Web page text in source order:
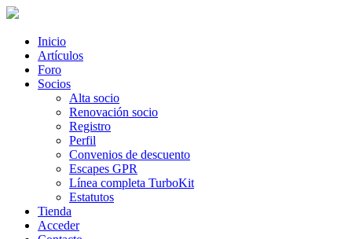
Inicio
Artículos
Foro
Socios
Alta socio
Renovación socio
Registro
Perfil
Convenios de descuento
Escapes GPR
Línea completa TurboKit
Estatutos
Tienda
Acceder